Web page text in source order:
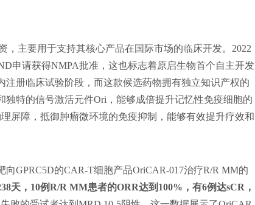
，主要用于支持其核心产品在国际市场的临床开发。2022
申请获得NMPA批准，这也标志着原启生物首个自主开发
注册临床试验阶段，而这款候选药物拥有独立知识产权的
独特的信号激活元件Ori，能够成倍提升记忆性免疫细胞的
屏障，抵御肿瘤微环境的免疫抑制，能够有效提升疗效和
GPRC5D的CAR-T细胞产品OriCAR-017治疗R/R MM的
天，10例R/R MM患者的ORR达到100%，有6例达sCR，